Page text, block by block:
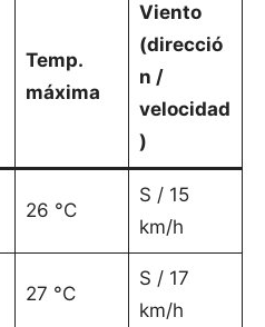
Temp.
máxima
Viento
(direcció
n /
velocidad
)
26 °C
S / 15
km/h
27 °C
S / 17
km/h